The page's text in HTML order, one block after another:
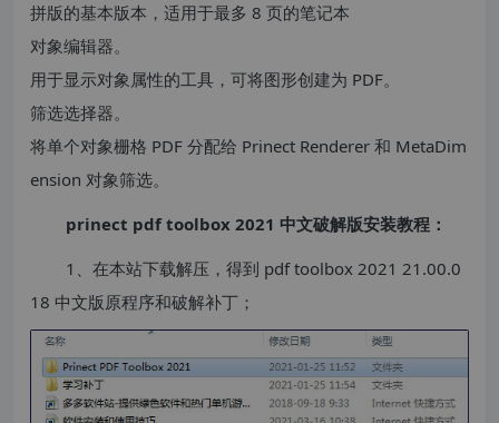
拼版的基本版本，适用于最多 8 页的笔记本
对象编辑器。
用于显示对象属性的工具，可将图形创建为 PDF。
筛选选择器。
将单个对象栅格 PDF 分配给 Prinect Renderer 和 MetaDim
ension 对象筛选。
prinect pdf toolbox 2021 中文破解版安装教程：
1、在本站下载解压，得到 pdf toolbox 2021 21.00.0
18 中文版原程序和破解补丁；